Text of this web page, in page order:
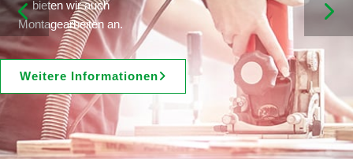
bieten wir auch
Montagearbeiten an.
Weitere Informationen